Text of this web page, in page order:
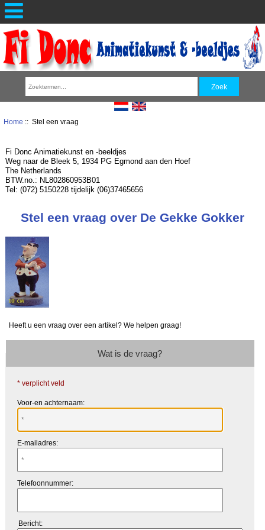
Home :: Stel een vraag
Fi Donc Animatiekunst en -beeldjes
Weg naar de Bleek 5, 1934 PG Egmond aan den Hoef
The Netherlands
BTW.no.: NL802860953B01
Tel: (072) 5150228 tijdelijk (06)37465656
Stel een vraag over De Gekke Gokker
Heeft u een vraag over een artikel? We helpen graag!
Wat is de vraag?
* verplicht veld
Voor-en achternaam:
E-mailadres:
Telefoonnummer:
Bericht: